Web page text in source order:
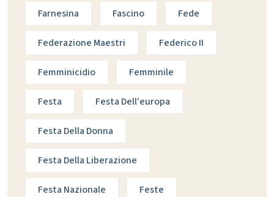
Farnesina Fascino Fede
Federazione Maestri Federico II
Femminicidio Femminile
Festa Festa Dell'europa
Festa Della Donna
Festa Della Liberazione
Festa Nazionale Feste